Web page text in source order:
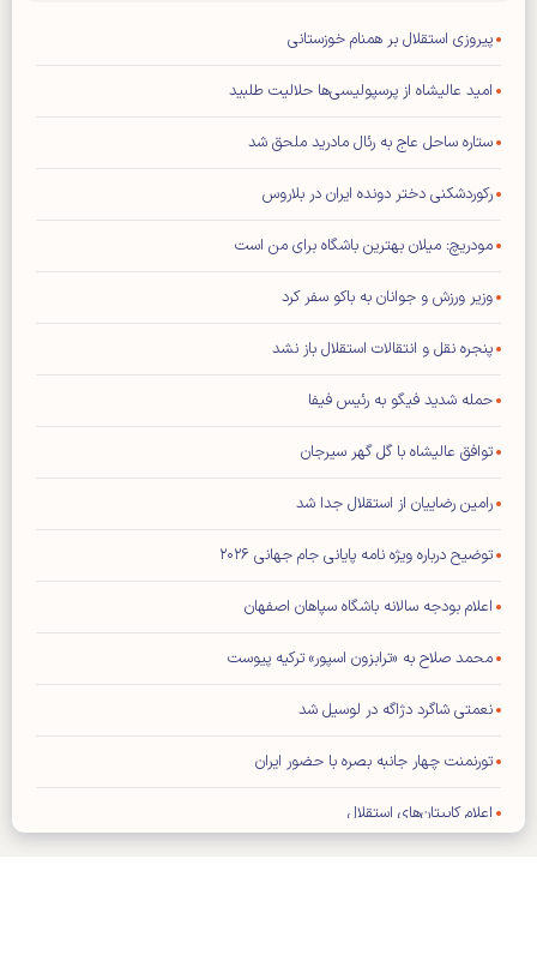
پیروزی استقلال بر همنام خوزستانی
امید عالیشاه از پرسپولیسی‌ها حلالیت طلبید
ستاره ساحل عاج به رئال مادرید ملحق شد
رکوردشکنی دختر دونده ایران در بلاروس
مودریچ: میلان بهترین باشگاه برای من است
وزیر ورزش و جوانان به باکو سفر کرد
پنجره نقل و انتقالات استقلال باز نشد
حمله شدید فیگو به رئیس فیفا
توافق عالیشاه با گل گهر سیرجان
رامین رضاییان از استقلال جدا شد
توضیح درباره ویژه نامه پایانی جام جهانی ۲۰۲۶
اعلام بودجه سالانه باشگاه سپاهان اصفهان
محمد صلاح به «ترابزون اسپور» ترکیه پیوست
نعمتی شاگرد دژاگه در لوسیل شد
تورنمنت چهار جانبه بصره با حضور ایران
اعلام کاپیتان‌های استقلال